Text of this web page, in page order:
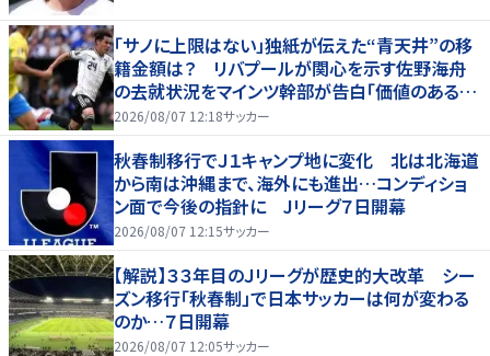
「サノに上限はない」独紙が伝えた“青天井”の移
籍金額は？ リバプールが関心を示す佐野海舟
の去就状況をマインツ幹部が告白「価値のあるも
のになる」
2026/08/07 12:18サッカー
秋春制移行でＪ１キャンプ地に変化 北は北海道
から南は沖縄まで、海外にも進出…コンディショ
ン面で今後の指針に Jリーグ７日開幕
2026/08/07 12:15サッカー
【解説】３３年目のＪリーグが歴史的大改革 シー
ズン移行「秋春制」で日本サッカーは何が変わる
のか…７日開幕
2026/08/07 12:05サッカー